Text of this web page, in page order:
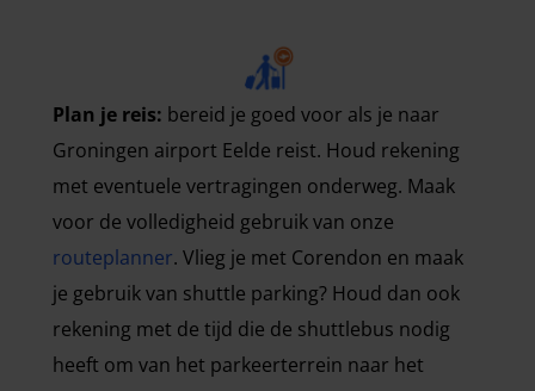
Plan je reis: bereid je goed voor als je naar
Groningen airport Eelde reist. Houd rekening
met eventuele vertragingen onderweg. Maak
voor de volledigheid gebruik van onze
routeplanner. Vlieg je met Corendon en maak
je gebruik van shuttle parking? Houd dan ook
rekening met de tijd die de shuttlebus nodig
heeft om van het parkeerterrein naar het